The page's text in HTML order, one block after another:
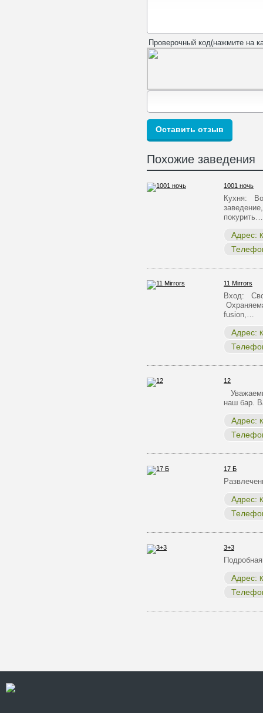
Проверочный код(нажмите на
Похожие заведения
1001 ночь
Кухня:
покурить…
Адрес:
11 Mirrors
Вход:
fusion,…
Адрес:
12
наш бар.
Адрес:
17 Б
Адрес:
3+3
Адрес: